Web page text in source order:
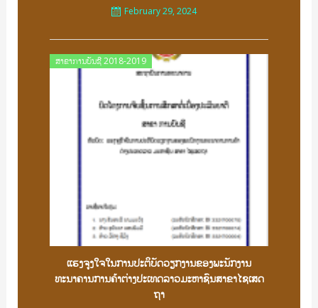
February 29, 2024
ສາຂາການບັນຊີ 2018-2019
ແຮງຈູງໃຈໃນການປະຕິບັດວຽກງານຂອງພະນັກງານ
ທະນາຄານການຄ້າຕ່າງປະເທດລາວມະຫາຊົນສາຂາໄຊເສດ
ຖາ
Posted
on